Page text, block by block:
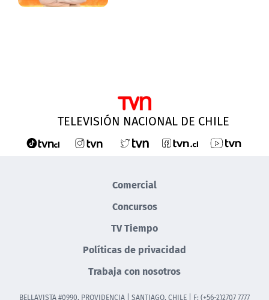
TELEVISIÓN NACIONAL DE CHILE
Comercial
Concursos
TV Tiempo
Políticas de privacidad
Trabaja con nosotros
BELLAVISTA #0990, PROVIDENCIA | SANTIAGO, CHILE | F: (+56-2)2707 7777